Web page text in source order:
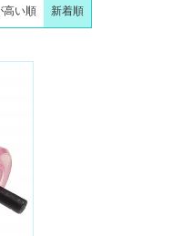
高い順 新着順